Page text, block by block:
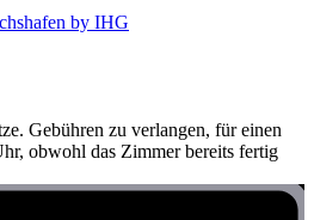
by IHG
Gebühren zu verlangen, für einen
obwohl das Zimmer bereits fertig